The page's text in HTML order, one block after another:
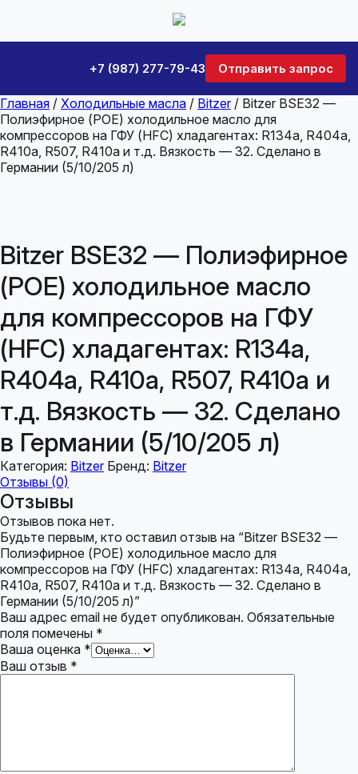
+7 (987) 277-79-43 Отправить запрос
Главная / Холодильные масла / Bitzer/ Bitzer BSE32 —
Полиэфирное (POE) холодильное масло для
компрессоров на ГФУ (HFC) хладагентах: R134a, R404a,
R410a, R507, R410a и т.д. Вязкость — 32. Сделано в
Германии (5/10/205 л)
Bitzer BSE32 — Полиэфирное
(POE) холодильное масло
для компрессоров на ГФУ
(HFC) хладагентах: R134a,
R404a, R410a, R507, R410a и
т.д. Вязкость — 32. Сделано
в Германии (5/10/205 л)
Категория: Bitzer Бренд: Bitzer
Отзывы (0)
Отзывы
Отзывов пока нет.
Будьте первым, кто оставил отзыв на “Bitzer BSE32 —
Полиэфирное (POE) холодильное масло для
компрессоров на ГФУ (HFC) хладагентах: R134a, R404a,
R410a, R507, R410a и т.д. Вязкость — 32. Сделано в
Германии (5/10/205 л)”
Ваш адрес email не будет опубликован. Обязательные
поля помечены *
Ваша оценка *
Ваш отзыв *